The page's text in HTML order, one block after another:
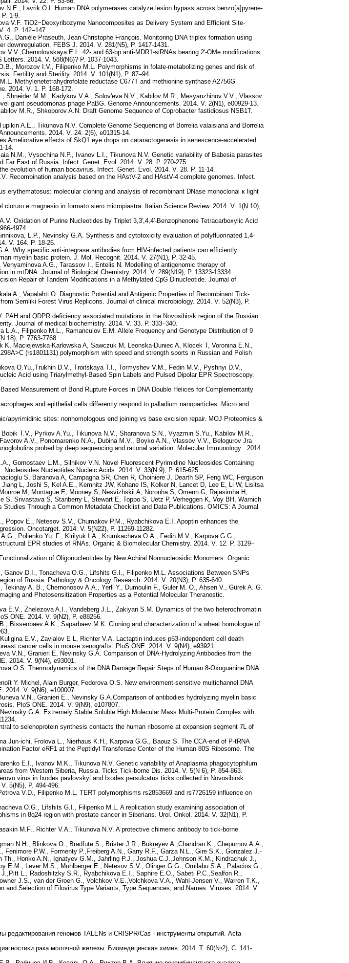
Lavrik O.I. Human DNA polymerases catalyze lesion bypass across benzo[a]pyrene-
1-9.
V.F. TiO2~Deoxyribozyme Nanocomposites as Delivery System and Efficient Site-
4. P. 142–147.
Danièle Praseuth, Jean-Christophe François. Monitoring DNA triplex formation using
downregulation. FEBS J. 2014. V. 281(N5), P. 1417-1431.
E.L. 42- and 63-bp anti-MDR1-siRNAs bearing 2'-OMe modifications
2014. V. 588(N6)? P. 1037-1043.
Morozov I.V., Filipenko M.L. Polymorphisms in folate-metabolizing genes and risk of
Fertility and Sterility. 2014. V. 101(N1), P. 87–94.
Methylenetetrahydrofolate reductase C677T and methionine synthase A2756G
2014. V. 1. P. 168-172.
Shneider M.M., Kadykov V.A., Solov'eva N.V., Kabilov M.R., Mesyanzhinov V.V., Vlassov
giant pseudomonas phage PaBG. Genome Announcements. 2014. V. 2(N1), e00929-13.
M.R., Shkoporov A.N. Draft Genome Sequence of Coprobacter fastidiosus NSB1T.
A.E., Tikunova N.V. Complete Genome Sequencing of Borrelia valaisiana and Borrelia
2014. V. 24. 2(6), e01315-14.
Ameliorative effects of SkQ1 eye drops on cataractogenesis in senescence-accelerated
14.
N.M., Vysochina N.P., Ivanov L.I., Tikunova N.V. Genetic variability of Babesia parasites
East of Russia. Infect. Genet. Evol. 2014. V. 28. P. 270-275.
evolution of human bocavirus. Infect. Genet. Evol. 2014. V. 28. P. 11-14.
Recombination analysis based on the HAstV-2 and HAstV-4 complete genomes. Infect.
molecular cloning and analysis of recombinant DNase monoclonal κ light
e magnesio in formato siero micropiastra. Italian Science Review. 2014. V. 1(N 10),
Oxidation of Purine Nucleotides by Triplet 3,3′,4,4′-Benzophenone Tetracarboxylic Acid
4974.
L.P., Nevinsky G.A. Synthesis and cytotoxicity evaluation of polyfluorinated 1,4-
V. 164. P. 18-26.
Why specific anti-integrase antibodies from HIV-infected patients can efficiently
myelin basic protein. J. Mol. Recognit. 2014. V. 27(N1), P. 32-45.
A.G., Tarassov I., Entelis N. Modelling of antigenomic therapy of
in mtDNA. Journal of Biological Chemistry. 2014. V. 289(N19), P. 13323-13334.
Repair of Tandem Modifications in a Methylated CpG Dinucleotide. Journal of
A., Vapalahti O. Diagnostic Potential and Antigenic Properties of Recombinant Tick-
Semliki Forest Virus Replicons. Journal of clinical microbiology. 2014. V. 52(N3), P.
and QDPR deficiency associated mutations in the Novosibirsk region of the Russian
Journal of medical biochemistry. 2014. V. 33. P. 333–340.
L.A., Filipenko M.L., Ramanculov E.M. Allele Frequency and Genotype Distribution of 9
18), P. 7763-7768.
Maciejewska-Karlowska A, Sawczuk M, Leonska-Duniec A, Klocek T, Voronina E.N.,
(rs1801131) polymorphism with speed and strength sports in Russian and Polish
O.Yu.,Trukhin D.V., Troitskaya T.I., Tormyshev V.M., Fedin M.V., Pyshnyi D.V.,
Acid using Triarylmethyl-Based Spin Labels and Pulsed Dipolar EPR Spectroscopy.
Measurement of Bond Rupture Forces in DNA Double Helices for Complementarity
and epithelial cells differently respond to palladium nanoparticles. Micro and
apyrimidinic sites: nonhomologous end joining vs base excision repair. MOJ Proteomics &
T.V., Pyrkov A.Yu., Tikunova N.V., Sharanova S.N., Vyazmin S.Yu., Kabilov M.R.,
A.V., Ponomarenko N.A., Dubina M.V., Boyko A.N., Vlassov V.V., Belogurov Jra
probed by deep sequencing and rational variation. Molecular Immunology . 2014.
Gornostaev L.M., Silnikov V.N. Novel Fluorescent Pyrimidine Nucleosides Containing
Nucleotides Nucleic Acids. 2014. V. 33(N 9), P. 615-625.
S, Baranova A, Campagna SR, Chen R, Choiniere J, Dearth SP, Feng WC, Ferguson
L, Joshi S, Kel A.E., Kemnitz JW, Kohane IS, Kolker N, Lancet D, Lee E, Li W, Lisitsa
M, Montague E, Mooney S, Nesvizhskii A, Noronha S, Omenn G, Rajasimha H,
S, Srivastava S, Stanberry L, Stewart E, Toppo S, Uetz P, Verheggen K, Voy BH, Warnich
Through a Common Metadata Checklist and Data Publications. OMICS: A Journal
Popov E., Netesov S.V., Chumakov P.M., Ryabchikova E.I. Apoptin enhances the
Oncotarget. 2014. V. 5(N22), P. 11269-11282.
Polienko Yu. F., Kirilyuk I.A., Krumkacheva O.A., Fedin M.V., Karpova G.G.,
EPR studies of RNAs. Organic & Biomolecular Chemistry. 2014. V. 12. P. 3129–
of Oligonucleotides by New Achiral Nonnucleosidic Monomers. Organic
D.I., Tonacheva O.G., Lifshits G.I., Filipenko M.L. Associations Between SNPs
of Russia. Pathology & Oncology Research. 2014. V. 20(N3), P. 635-640.
A. B., Chernonosov A.A., Yerli Y., Dumoulin F., Guler M. O., Ahsen V., Gürek A. G.
and Photosensitization Properties as a Potential Molecular Theranostic.
E.V., Zhelezova A.I., Vandeberg J.L., Zakiyan S.M. Dynamics of the two heterochromatin
ONE. 2014. V. 9(N2), P. e88256.
Bissenbaev A.K., Saparbaev M.K. Cloning and characterization of a wheat homologue of
E.V., Zavjalov E L, Richter V.A. Lactaptin induces p53-independent cell death
cancer cells in mouse xenografts. PloS ONE. 2014. V. 9(N4), e93921.
V.N., Granieri E, Nevinsky G.A. Comparison of DNA-Hydrolyzing Antibodies from the
2014. V. 9(N4), e93001.
O.S. Thermodynamics of the DNA Damage Repair Steps of Human 8-Oxoguanine DNA
Y. Michel, Alain Burger, Fedorova O.S. New environment-sensitive multichannel DNA
2014. V. 9(N6), e100007.
V.N., Granieri E., Nevinsky G.A.Comparison of antibodies hydrolyzing myelin basic
PloS ONE. 2014. V. 9(N9), e107807.
G.A. Extremely Stable Soluble High Molecular Mass Multi-Protein Complex with
to selenoprotein synthesis contacts the human ribosome at expansion segment 7L of
Jun-ichi, Frolova L., Nierhaus K.H., Karpova G.G., Baouz S. The CCA-end of P-tRNA
Factor eRF1 at the Peptidyl Transferase Center of the Human 80S Ribosome. The
E.I., Ivanov M.K., Tikunova N.V. Genetic variability of Anaplasma phagocytophilum
from Western Siberia, Russia. Ticks Tick-borne Dis. 2014. V. 5(N 6), P. 854-863.
virus in Ixodes pavlovskyi and Ixodes persulcatus ticks collected in Novosibirsk
5(N5), P. 494-496.
V.D., Filipenko M.L. TERT polymorphisms rs2853669 and rs7726159 influence on
O.G., Lifshits G.I., Filipenko M.L. A replication study examining association of
in 8q24 region with prostate cancer in Siberians. Urol. Onkol. 2014. V. 32(N1), P.
M.F., Richter V.A., Tikunova N.V. A protective chimeric antibody to tick-borne
N.H., Blinkova O., Bradfute S., Brister J.R., Bukreyev A.,Chandran K., Chepurnov A.A.,
P.W., Formenty P.,Freiberg A.N., Garry R.F., Garza N.L., Gire S.K., Gonzalez J.-
Honko A.N., Ignatyev G.M., Jahrling P.J., Joshua C.J.,Johnson K.M., Kindrachuk J.,
E.M., Lever M.S., Muhlberger E., Netesov S.V., Olinger G.G., Omilabu S.A., Palacios G.,
L., Radoshitzky S.R., Ryabchikova E.I., Saphire E.O., Sabeti P.C.,Sealfon R.,
J.S., van der Groen G., Volchkov V.E.,Volchkova V.A., Wahl-Jensen V., Warren T.K.,
Selection of Filovirus Type Variants, Type Sequences, and Names. Viruses. 2014. V.
геномов TALENs и CRISPR/Cas - инструменты открытий. Аcta
рака молочной железы. Биомедицинская химия. 2014. Т. 60(№2), С. 141-